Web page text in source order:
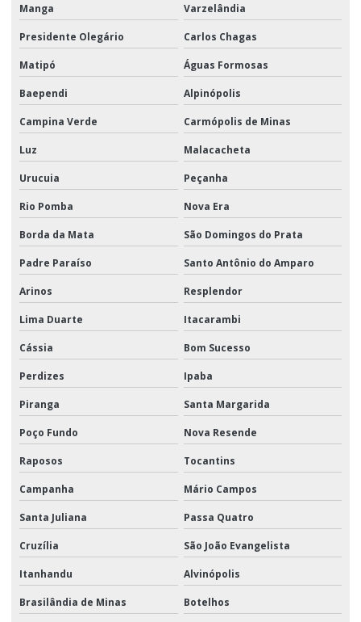
Manga Varzelândia
Presidente Olegário Carlos Chagas
Matipó Águas Formosas
Baependi Alpinópolis
Campina Verde Carmópolis de Minas
Luz Malacacheta
Urucuia Peçanha
Rio Pomba Nova Era
Borda da Mata São Domingos do Prata
Padre Paraíso Santo Antônio do Amparo
Arinos Resplendor
Lima Duarte Itacarambi
Cássia Bom Sucesso
Perdizes Ipaba
Piranga Santa Margarida
Poço Fundo Nova Resende
Raposos Tocantins
Campanha Mário Campos
Santa Juliana Passa Quatro
Cruzília São João Evangelista
Itanhandu Alvinópolis
Brasilândia de Minas Botelhos